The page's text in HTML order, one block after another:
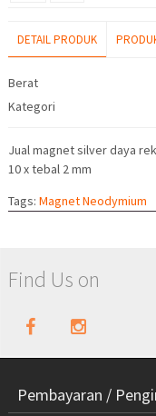
DETAIL PRODUK
Detail Produk
Berat
Kategori
Jual magnet silver daya
10 x tebal 2 mm
Tags: Magnet Neodymium
Find Us on
Pembayaran /